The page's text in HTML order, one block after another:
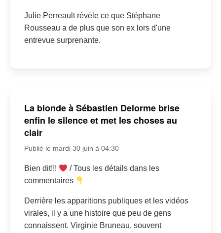
Julie Perreault révèle ce que Stéphane
Rousseau a de plus que son ex lors d'une
entrevue surprenante.
La blonde à Sébastien Delorme brise
enfin le silence et met les choses au
clair
Publié le mardi 30 juin à 04:30
Bien dit!!!
/ Tous les détails dans les
commentaires
Derrière les apparitions publiques et les vidéos
virales, il y a une histoire que peu de gens
connaissent. Virginie Bruneau, souvent